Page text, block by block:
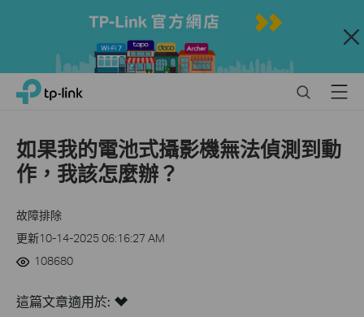
Close
Click
navigation
TP-Link, Reliably Smart SearchMenu
如果我的電池式攝影機無法偵測到動
作，我該怎麼辦？
故障排除
更新10-14-2025 06:16:27 AM
108680
這篇文章適用於: